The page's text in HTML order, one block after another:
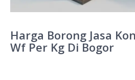
Harga Borong Jasa
Wf Per Kg Di Bogor